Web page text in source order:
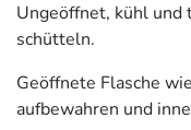
Ungeöffnet, kühl und
schütteln.
Geöffnete Flasche
aufbewahren und